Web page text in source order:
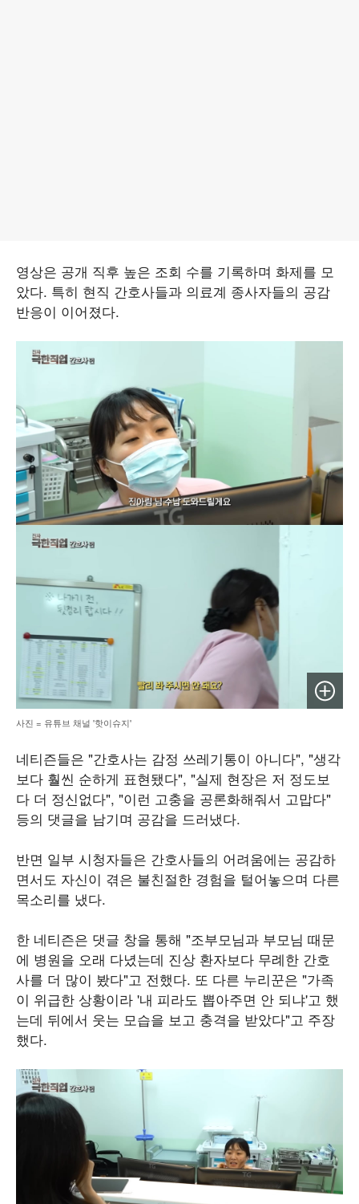
영상은 공개 직후 높은 조회 수를 기록하며 화제를 모
았다. 특히 현직 간호사들과 의료계 종사자들의 공감
반응이 이어졌다.
이미지
사진 = 유튜브 채널 '핫이슈지'
네티즌들은 "간호사는 감정 쓰레기통이 아니다", "생각
보다 훨씬 순하게 표현됐다", "실제 현장은 저 정도보
다 더 정신없다", "이런 고충을 공론화해줘서 고맙다"
등의 댓글을 남기며 공감을 드러냈다.
반면 일부 시청자들은 간호사들의 어려움에는 공감하
면서도 자신이 겪은 불친절한 경험을 털어놓으며 다른
목소리를 냈다.
한 네티즌은 댓글 창을 통해 "조부모님과 부모님 때문
에 병원을 오래 다녔는데 진상 환자보다 무례한 간호
사를 더 많이 봤다"고 전했다. 또 다른 누리꾼은 "가족
이 위급한 상황이라 '내 피라도 뽑아주면 안 되냐'고 했
는데 뒤에서 웃는 모습을 보고 충격을 받았다"고 주장
했다.